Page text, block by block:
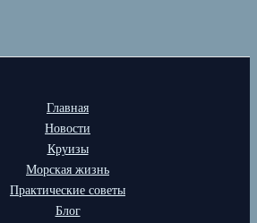
Главная
Новости
Круизы
Морская жизнь
Практические советы
Блог